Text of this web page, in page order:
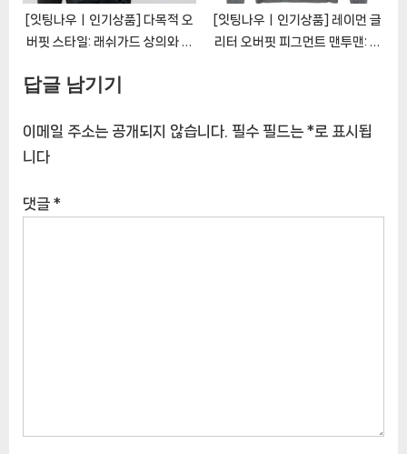
[잇팅나우ㅣ인기상품] 다목적 오
버핏 스타일: 래쉬가드 상의와 하
품]
[잇팅나우ㅣ인기상품] 레이먼 글
리터 오버핏 피그먼트 맨투맨: 세
답글 남기기
이메일 주소는 공개되지 않습니다. 필수 필드는 *로 표시됩
니다
댓글 *